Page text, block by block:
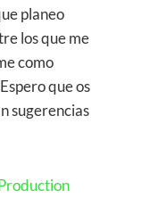
planeo
los que me
como
que os
sugerencias